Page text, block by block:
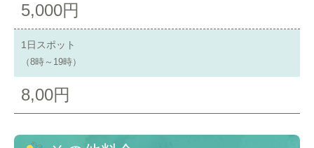
5,000円
1日スポット
（8時～19時）
8,00円